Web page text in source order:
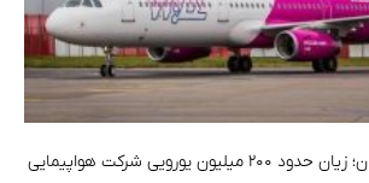
پیامدهای تجاوز به ایران؛ زیان حدود ۲۰۰ میلیون یورویی شرکت هواپیمایی